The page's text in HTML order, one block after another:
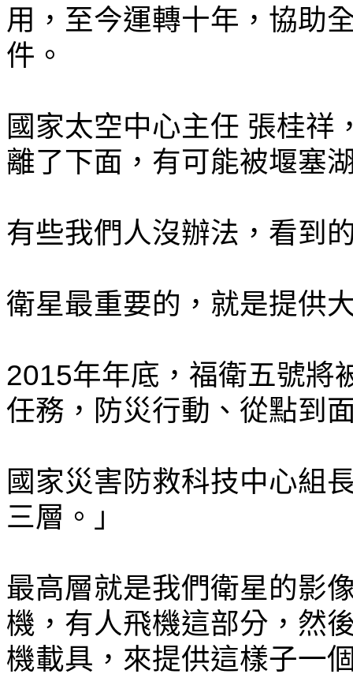
用，至今運轉十年，協助
件。
國家太空中心主任 張桂祥
離了下面，有可能被堰塞
有些我們人沒辦法，看到
衛星最重要的，就是提供
2015年年底，福衛五號將
任務，防災行動、從點到
國家災害防救科技中心組
三層。」
最高層就是我們衛星的影
機，有人飛機這部分，然
機載具，來提供這樣子一